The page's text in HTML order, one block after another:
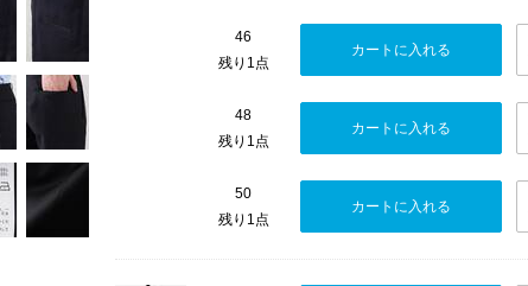
46
残り1点
カートに入れる
48
残り1点
カートに入れる
50
残り1点
カートに入れる